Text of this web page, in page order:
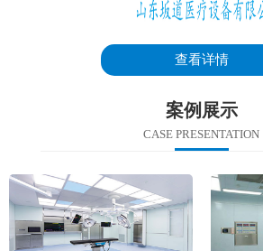
查看详情
案例展示
CASE PRESENTATION